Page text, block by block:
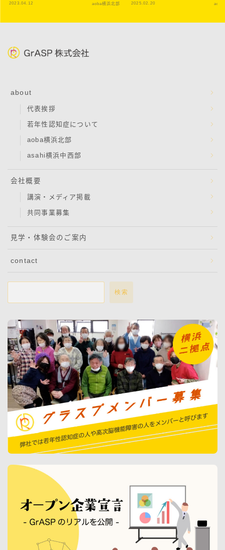
2023.04.12 aoba横浜北部 2025.02.20 aoba
about
代表挨拶
若年性認知症について
aoba横浜北部
asahi横浜中西部
会社概要
講演・メディア掲載
共同事業募集
見学・体験会のご案内
contact
検索